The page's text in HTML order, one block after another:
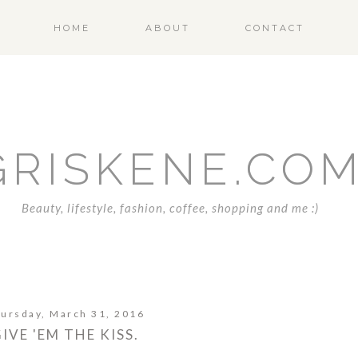
HOME ABOUT CONTACT
Beauty, lifestyle, fashion, coffee, shopping and me :)
March 31, 2016
'EM THE KISS.